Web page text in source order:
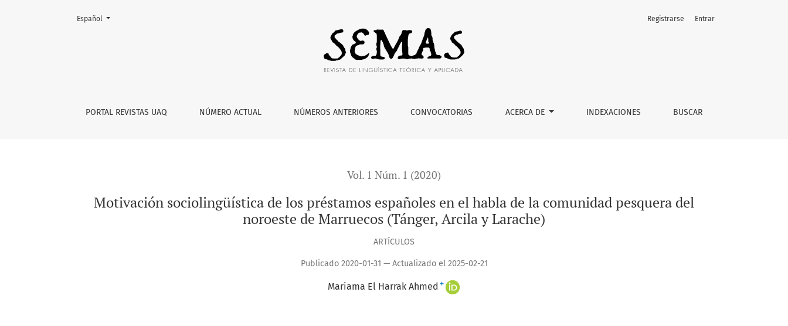
Motivación sociolingüística de los préstamos españoles en el habla de la comunidad pesquera del noroeste de Marruecos (Tánger, Arcila y Larache)
PORTAL REVISTAS UAQ NÚMERO ACTUAL NÚMEROS ANTERIORES CONVOCATORIAS ACERCA DE INDEXACIONES BUSCAR
Registrarse Entrar
Cambiar el idioma. El actual es:
Español
Vol. 1 Núm. 1 (2020)
Motivación sociolingüística de los préstamos españoles en el habla de la comunidad pesquera del
noroeste de Marruecos (Tánger, Arcila y Larache)
ARTÍCULOS
Publicado 2020-01-31 — Actualizado el 2025-02-21
Mariama El Harrak Ahmed +